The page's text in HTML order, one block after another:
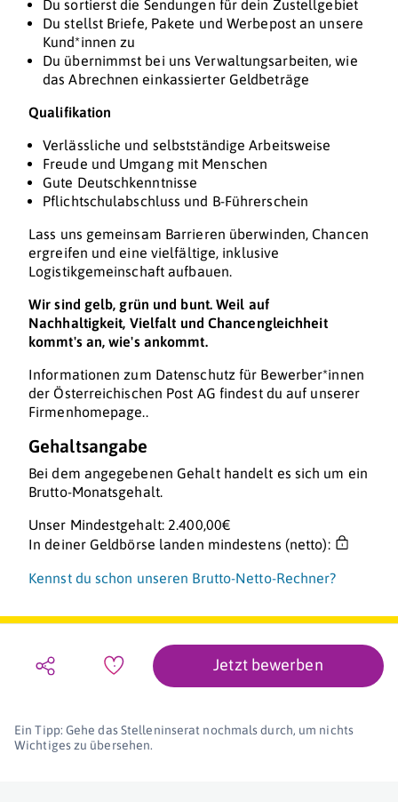
Du sortierst die Sendungen für dein Zustellgebiet
Du stellst Briefe, Pakete und Werbepost an unsere
Kund*innen zu
Du übernimmst bei uns Verwaltungsarbeiten, wie
das Abrechnen einkassierter Geldbeträge
Qualifikation
Verlässliche und selbstständige Arbeitsweise
Freude und Umgang mit Menschen
Gute Deutschkenntnisse
Pflichtschulabschluss und B-Führerschein
Lass uns gemeinsam Barrieren überwinden, Chancen
ergreifen und eine vielfältige, inklusive
Logistikgemeinschaft aufbauen.
Wir sind gelb, grün und bunt. Weil auf
Nachhaltigkeit, Vielfalt und Chancengleichheit
kommt's an, wie's ankommt.
Informationen zum Datenschutz für Bewerber*innen
der Österreichischen Post AG findest du auf unserer
Firmenhomepage..
Gehaltsangabe
Bei dem angegebenen Gehalt handelt es sich um ein
Brutto-Monatsgehalt.
Unser Mindestgehalt: 2.400,00€
In deiner Geldbörse landen mindestens (netto):
Kennst du schon unseren Brutto-Netto-Rechner?
Jetzt bewerben
Ein Tipp: Gehe das Stelleninserat nochmals durch, um nichts
Wichtiges zu übersehen.